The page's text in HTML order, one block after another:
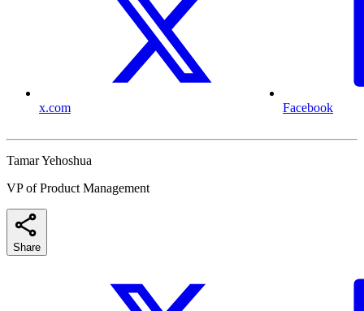
x.com Facebook
Tamar Yehoshua
VP of Product Management
Share